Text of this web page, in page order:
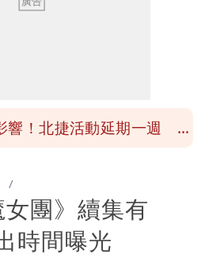
1開搶
5年爽花2300萬公帑」 本
曝光
響！北捷活動延期一週 貓
：李白、杜甫用鮮卑文寫
！超市、量販防颱備貨
1開搶
5年爽花2300萬公帑」 本
女團》續集有
時間曝光